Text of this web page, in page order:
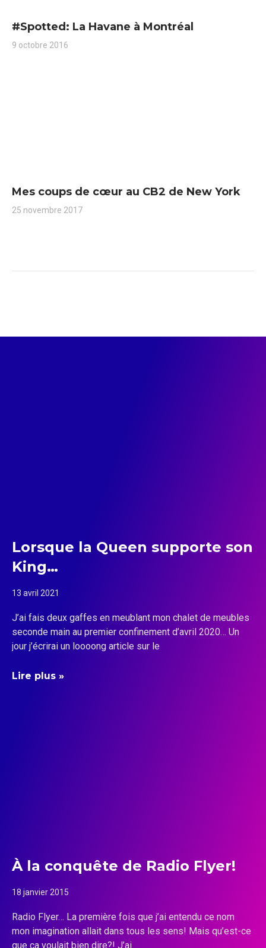
#Spotted: La Havane à Montréal
9 octobre 2016
Mes coups de cœur au CB2 de New York
25 novembre 2017
Lorsque la Queen supporte son
King…
13 avril 2021
J’ai fais deux gaffes en meublant mon chalet de meubles
seconde main au premier confinement d’avril 2020… Un
jour j’écrirai un loooong article sur le
Lire plus »
À la conquête de Radio Flyer!
18 janvier 2015
Radio Flyer… La première fois que j’ai entendu ce nom
mon imagination allait dans tous les sens! Mais qu’est-ce
que ça voulait bien dire?! J’ai